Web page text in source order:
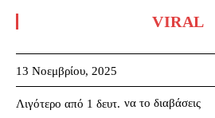
VIRAL
13 Νοεμβρίου, 2025
Λιγότερο από 1 δευτ. να το διαβάσεις